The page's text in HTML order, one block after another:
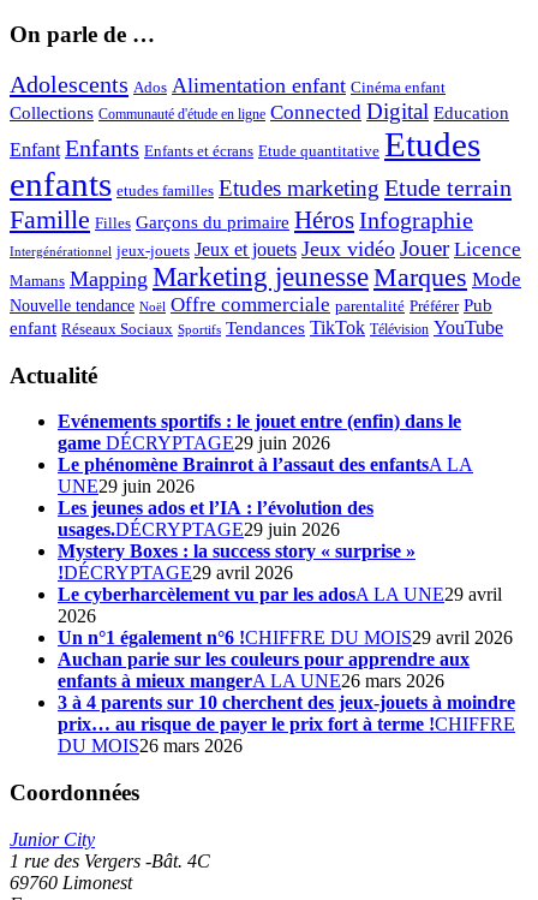
On parle de …
Adolescents Ados Alimentation enfant Cinéma enfant
Collections Communauté d'étude en ligne Connected Digital Education
Enfant Enfants Enfants et écrans Etude quantitative Etudes
enfants etudes familles Etudes marketing Etude terrain
Famille Filles Garçons du primaire HérosInfographie
Intergénérationnel jeux-jouets Jeux et jouets Jeux vidéo Jouer Licence
Mamans Mapping Marketing jeunesseMarques Mode
Nouvelle tendance Noël Offre commerciale parentalité Préférer Pub
enfant Réseaux Sociaux Sportifs Tendances TikTok Télévision YouTube
Actualité
Evénements sportifs : le jouet entre (enfin) dans le
game DÉCRYPTAGE29 juin 2026
Le phénomène Brainrot à l’assaut des enfantsA LA
UNE29 juin 2026
Les jeunes ados et l’IA : l’évolution des
usages.DÉCRYPTAGE29 juin 2026
Mystery Boxes : la success story « surprise »
!DÉCRYPTAGE29 avril 2026
Le cyberharcèlement vu par les adosA LA UNE29 avril
2026
Un n°1 également n°6 !CHIFFRE DU MOIS29 avril 2026
Auchan parie sur les couleurs pour apprendre aux
enfants à mieux mangerA LA UNE26 mars 2026
3 à 4 parents sur 10 cherchent des jeux-jouets à moindre
prix… au risque de payer le prix fort à terme !CHIFFRE
DU MOIS26 mars 2026
Coordonnées
Junior City
1 rue des Vergers -Bât. 4C
69760 Limonest